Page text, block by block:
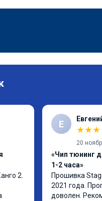
2.
Е
★★★
20
«Чип тюнинг
1-2 часа»
Прошивка
2021 года.
доволен.